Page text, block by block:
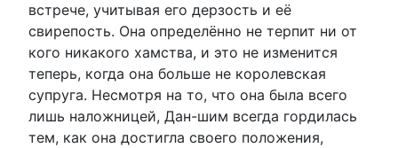
встрече, учитывая его дерзость и её
свирепость. Она определённо не терпит ни от
кого никакого хамства, и это не изменится
теперь, когда она больше не королевская
супруга. Несмотря на то, что она была всего
лишь наложницей, Дан-шим всегда гордилась
тем, как она достигла своего положения,